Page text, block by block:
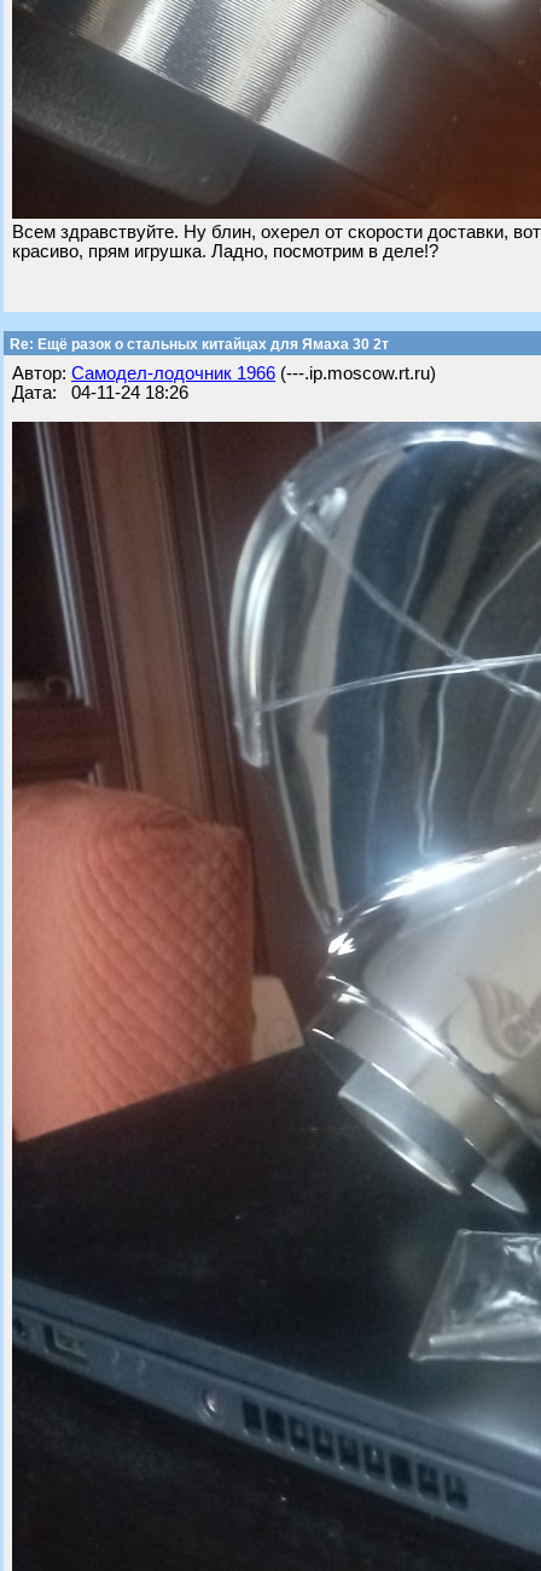
Всем здравствуйте. Ну блин, охерел от скорости доставки,
красиво, прям игрушка. Ладно, посмотрим в деле!?
Re: Ещё разок о стальных китайцах для Ямаха 30 2т
Автор: Самодел-лодочник 1966 (---.ip.moscow.rt.ru)
Дата: 04-11-24 18:26